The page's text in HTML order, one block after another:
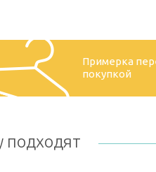
Примерка
покупкой
подходят